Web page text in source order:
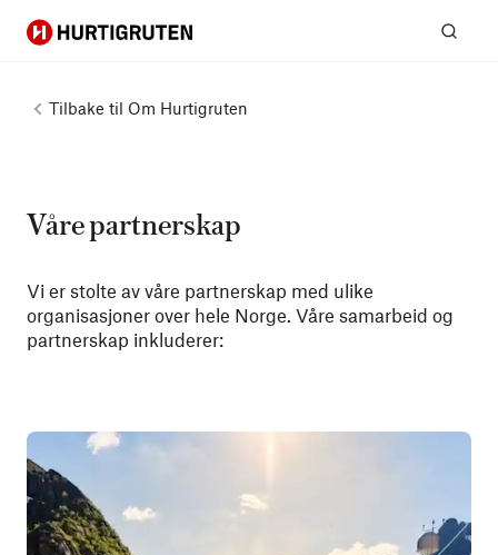
Hurtigruten
Tilbake til Om Hurtigruten
Våre partnerskap
Vi er stolte av våre partnerskap med ulike
organisasjoner over hele Norge. Våre samarbeid og
partnerskap inkluderer: